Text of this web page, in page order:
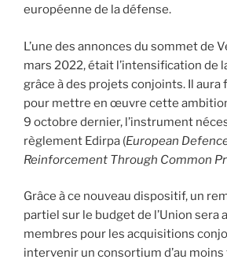
européenne de la défense.
L’une des annonces du sommet de
mars 2022, était l’intensification de
grâce à des projets conjoints. Il aura
pour mettre en œuvre cette
9 octobre dernier, l’instrument
règlement Edirpa (European
Reinforcement Through Common
Grâce à ce nouveau dispositif, un
partiel sur le budget de l’Union sera
membres pour les acquisitions
intervenir un consortium d’au